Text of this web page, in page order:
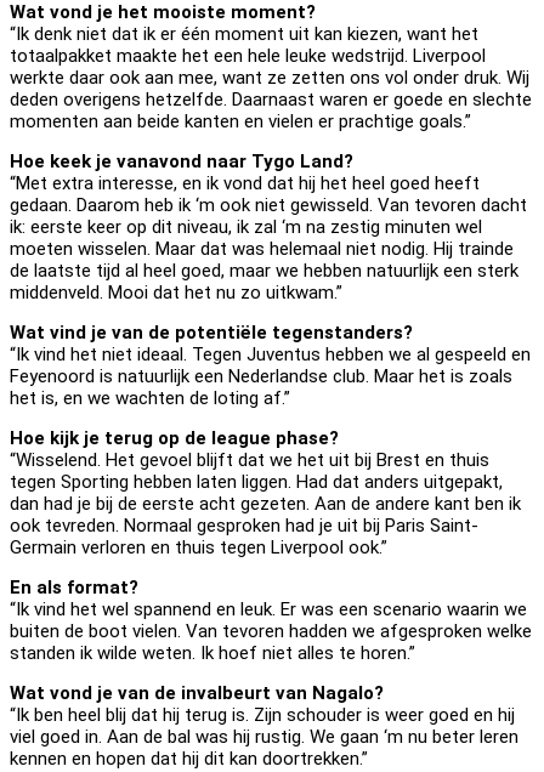
Wat vond je het mooiste moment?
“Ik denk niet dat ik er één moment uit kan kiezen, want het
totaalpakket maakte het een hele leuke wedstrijd. Liverpool
werkte daar ook aan mee, want ze zetten ons vol onder druk. Wij
deden overigens hetzelfde. Daarnaast waren er goede en slechte
momenten aan beide kanten en vielen er prachtige goals.”
Hoe keek je vanavond naar Tygo Land?
“Met extra interesse, en ik vond dat hij het heel goed heeft
gedaan. Daarom heb ik ‘m ook niet gewisseld. Van tevoren dacht
ik: eerste keer op dit niveau, ik zal ‘m na zestig minuten wel
moeten wisselen. Maar dat was helemaal niet nodig. Hij trainde
de laatste tijd al heel goed, maar we hebben natuurlijk een sterk
middenveld. Mooi dat het nu zo uitkwam.”
Wat vind je van de potentiële tegenstanders?
“Ik vind het niet ideaal. Tegen Juventus hebben we al gespeeld en
Feyenoord is natuurlijk een Nederlandse club. Maar het is zoals
het is, en we wachten de loting af.”
Hoe kijk je terug op de league phase?
“Wisselend. Het gevoel blijft dat we het uit bij Brest en thuis
tegen Sporting hebben laten liggen. Had dat anders uitgepakt,
dan had je bij de eerste acht gezeten. Aan de andere kant ben ik
ook tevreden. Normaal gesproken had je uit bij Paris Saint-
Germain verloren en thuis tegen Liverpool ook.”
En als format?
“Ik vind het wel spannend en leuk. Er was een scenario waarin we
buiten de boot vielen. Van tevoren hadden we afgesproken welke
standen ik wilde weten. Ik hoef niet alles te horen.”
Wat vond je van de invalbeurt van Nagalo?
“Ik ben heel blij dat hij terug is. Zijn schouder is weer goed en hij
viel goed in. Aan de bal was hij rustig. We gaan ‘m nu beter leren
kennen en hopen dat hij dit kan doortrekken.”